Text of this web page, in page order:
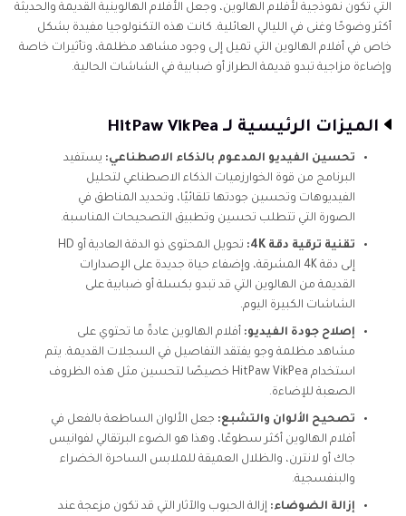
التي تكون نموذجية لأفلام الهالوين، وجعل الأفلام الهالوينية القديمة والحديثة
أكثر وضوحًا وغنى في الليالي العائلية. كانت هذه التكنولوجيا مفيدة بشكل
خاص في أفلام الهالوين التي تميل إلى وجود مشاهد مظلمة، وتأثيرات خاصة
وإضاءة مزاجية تبدو قديمة الطراز أو ضبابية في الشاشات الحالية.
الميزات الرئيسية لـ HitPaw VikPea
تحسين الفيديو المدعوم بالذكاء الاصطناعي: يستفيد
البرنامج من قوة الخوارزميات الذكاء الاصطناعي لتحليل
الفيديوهات وتحسين جودتها تلقائيًا، وتحديد المناطق في
الصورة التي تتطلب تحسين وتطبيق التصحيحات المناسبة.
تقنية ترقية دقة 4K:
تحويل المحتوى ذو الدقة العادية أو HD
إلى دقة 4K المشرقة، وإضفاء حياة جديدة على الإصدارات
القديمة من الهالوين التي قد تبدو بكسلة أو ضبابية على
الشاشات الكبيرة اليوم.
إصلاح جودة الفيديو: أفلام الهالوين عادةً ما تحتوي على
مشاهد مظلمة وجو يفتقد التفاصيل في السجلات القديمة. يتم
استخدام HitPaw VikPea خصيصًا لتحسين مثل هذه الظروف
الصعبة للإضاءة.
تصحيح الألوان والتشبع: جعل الألوان الساطعة بالفعل في
أفلام الهالوين أكثر سطوعًا، وهذا هو الضوء البرتقالي لفوانيس
جاك أو لانترن، والظلال العميقة للملابس الساحرة الخضراء
والبنفسجية.
إزالة الضوضاء: إزالة الحبوب والآثار التي قد تكون مزعجة عند